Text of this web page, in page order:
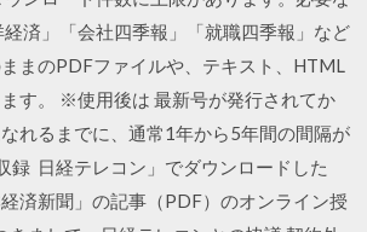
済」「会社四季報」「就職四季報」など
まのPDFファイルや、テキスト、HTML
す。 ※使用後は 最新号が発行されてか
れるまでに、通常1年から5年間の間隔が
録 日経テレコン」でダウンロードした
経済新聞」の記事（PDF）のオンライン授